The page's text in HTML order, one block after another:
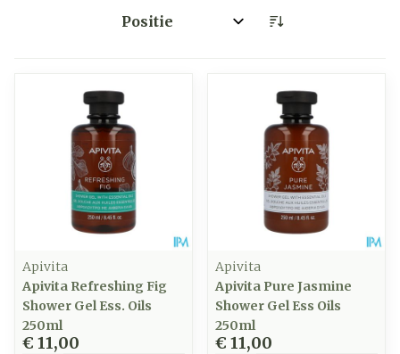
Sorteer op:
Apivita
Apivita Refreshing Fig
Shower Gel Ess. Oils
250ml
€ 11,00
Apivita
Apivita Pure Jasmine
Shower Gel Ess Oils
250ml
€ 11,00